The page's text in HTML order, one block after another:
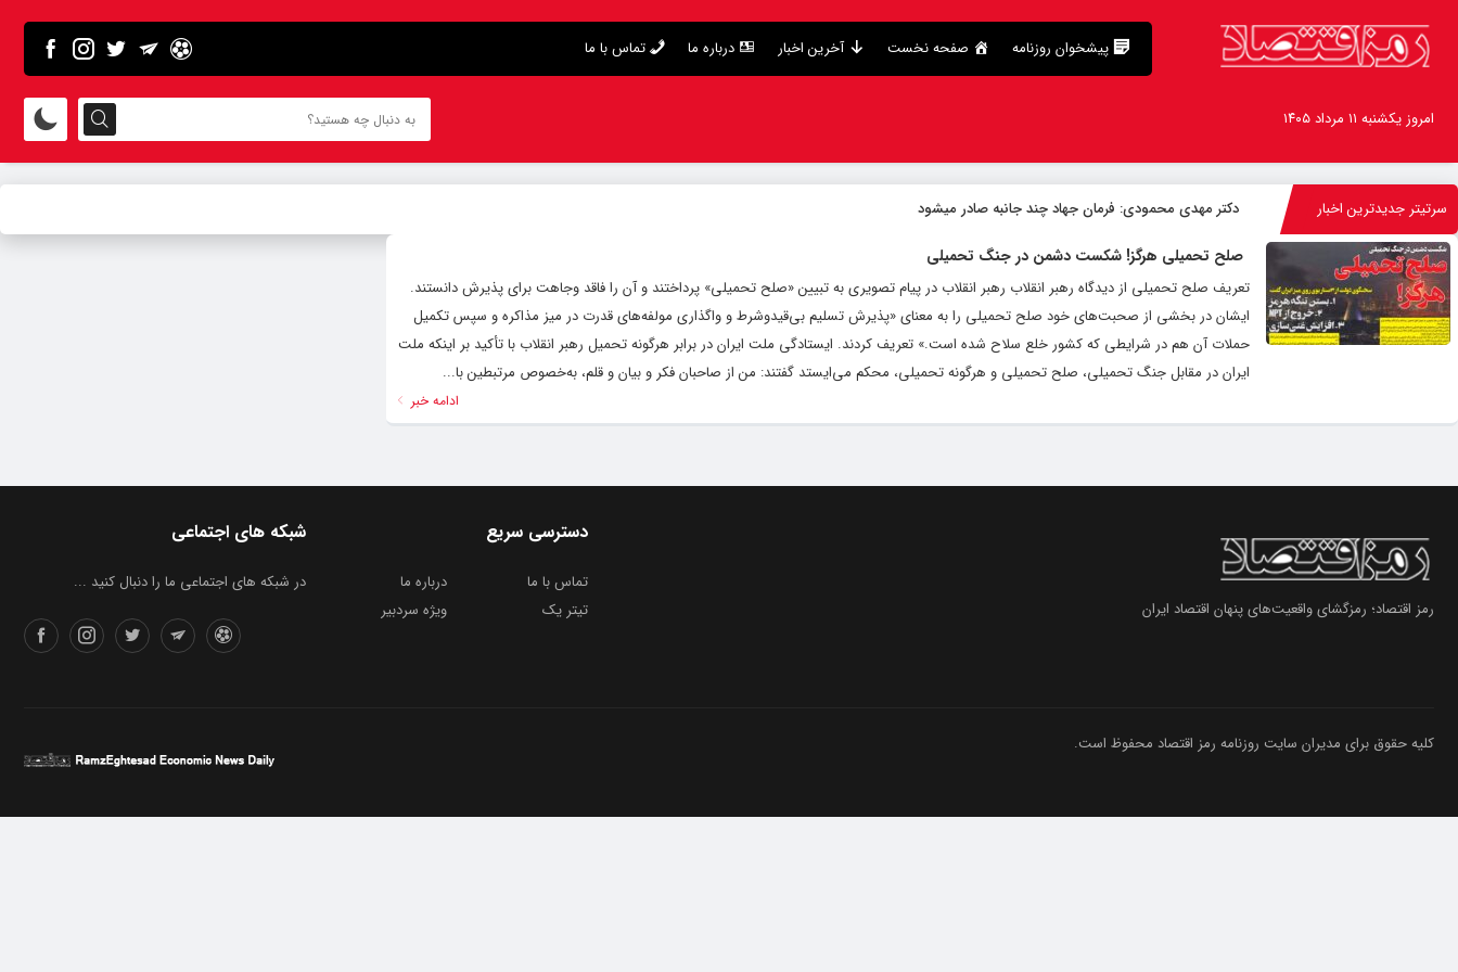
پیشخوان روزنامه صفحه نخست آخرین اخبار درباره ما تماس با ما
امروز یکشنبه ۱۱ مرداد ۱۴۰۵
سرتیتر جدیدترین اخبار دکتر مهدى محمودى: فرمان جهاد چند جانبه صادر میشود
صلح تحمیلی هرگز! شکست دشمن در جنگ تحمیلی
تعریف صلح تحمیلی از دیدگاه رهبر انقلاب رهبر انقلاب در پیام تصویری به تبیین «صلح تحمیلی» پرداختند و آن را فاقد وجاهت برای پذیرش دانستند.
ایشان در بخشی از صحبت‌های خود صلح تحمیلی را به معنای «پذیرش تسلیم بی‌قیدوشرط و واگذاری مولفه‌های قدرت در میز مذاکره و سپس تکمیل
حملات آن هم در شرایطی که کشور خلع سلاح شده است.» تعریف کردند. ایستادگی ملت ایران در برابر هرگونه تحمیل رهبر انقلاب با تأکید بر اینکه ملت
ایران در مقابل جنگ تحمیلی، صلح تحمیلی و هرگونه تحمیلی، محکم می‌ایستد گفتند: من از صاحبان فکر و بیان و قلم، به‌خصوص مرتبطین با...
ادامه خبر
رمز اقتصاد؛ رمزگشای واقعیت‌های پنهان اقتصاد ایران
شبکه های اجتماعی
در شبکه های اجتماعی ما را دنبال کنید ...
دسترسی سریع
تماس با ما
درباره ما
تیتر یک
ویژه سردبیر
کلیه حقوق برای مدیران سایت روزنامه رمز اقتصاد محفوظ است.